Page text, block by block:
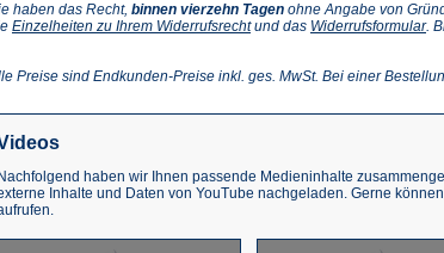
haben das Recht, binnen vierzehn Tagen ohne Angabe von
Einzelheiten zu Ihrem Widerrufsrecht(Öffnet
neuen
und das Widerrufsformular.
Preise sind Endkunden-Preise inkl. ges. MwSt. Bei einer
Nachfolgend haben wir Ihnen passende Medieninhalte
Inhalte und Daten von YouTube nachgeladen. Gerne